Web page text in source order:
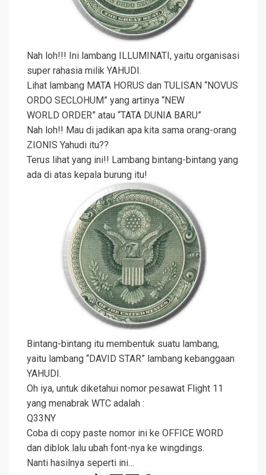
Nah loh!!! Ini lambang ILLUMINATI, yaitu organisasi
super rahasia milik YAHUDI.
Lihat lambang MATA HORUS dan TULISAN “NOVUS
ORDO SECLOHUM” yang artinya “NEW
WORLD ORDER” atau “TATA DUNIA BARU”
Nah loh!! Mau di jadikan apa kita sama orang-orang
ZIONIS Yahudi itu??
Terus lihat yang ini!! Lambang bintang-bintang yang
ada di atas kepala burung itu!
Bintang-bintang itu membentuk suatu lambang,
yaitu lambang “DAVID STAR” lambang kebanggaan
YAHUDI.
Oh iya, untuk diketahui nomor pesawat Flight 11
yang menabrak WTC adalah :
Q33NY
Coba di copy paste nomor ini ke OFFICE WORD
dan diblok lalu ubah font-nya ke wingdings.
Nanti hasilnya seperti ini…